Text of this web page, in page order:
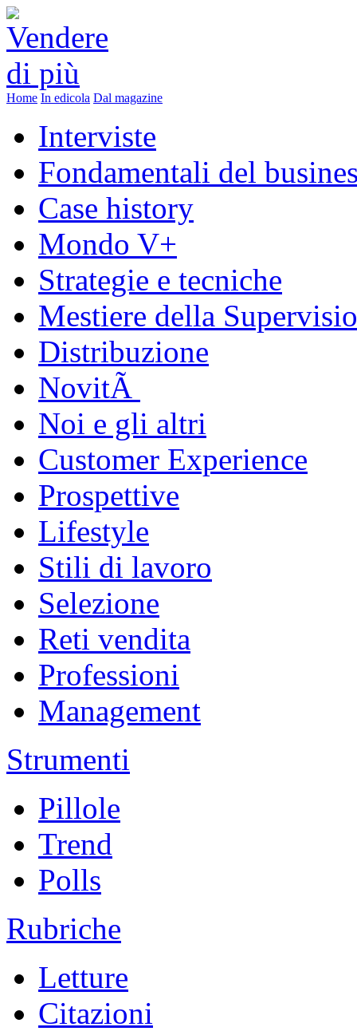
Home In edicola Dal magazine
Interviste
Fondamentali del
Case history
Mondo V+
Strategie e tecniche
Mestiere della
Distribuzione
NovitÃ
Noi e gli altri
Customer Experience
Prospettive
Lifestyle
Stili di lavoro
Selezione
Reti vendita
Professioni
Management
Strumenti
Pillole
Trend
Polls
Rubriche
Letture
Citazioni